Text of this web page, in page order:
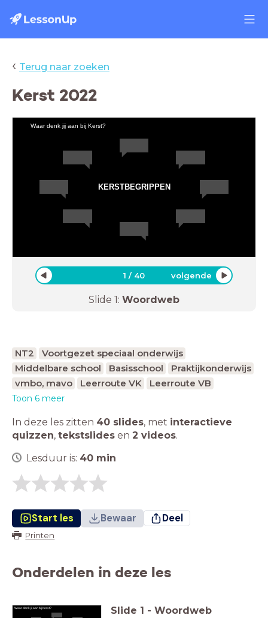
‹ Terug naar zoeken
Kerst 2022
Waar denk jij aan bij Kerst?
KERSTBEGRIPPEN
1 / 40 volgende
Slide 1: Woordweb
NT2
Voortgezet speciaal onderwijs
Middelbare school
Basisschool
Praktijkonderwijs
vmbo, mavo
Leerroute VK Leerroute VB
Toon 6 meer
In deze les zitten 40 slides, met interactieve
quizzen, tekstslides en 2 videos.
Lesduur is: 40 min
Start les Bewaar Deel
Printen
Onderdelen in deze les
Waar denk jij aan bij Kerst? Slide 1 - Woordweb